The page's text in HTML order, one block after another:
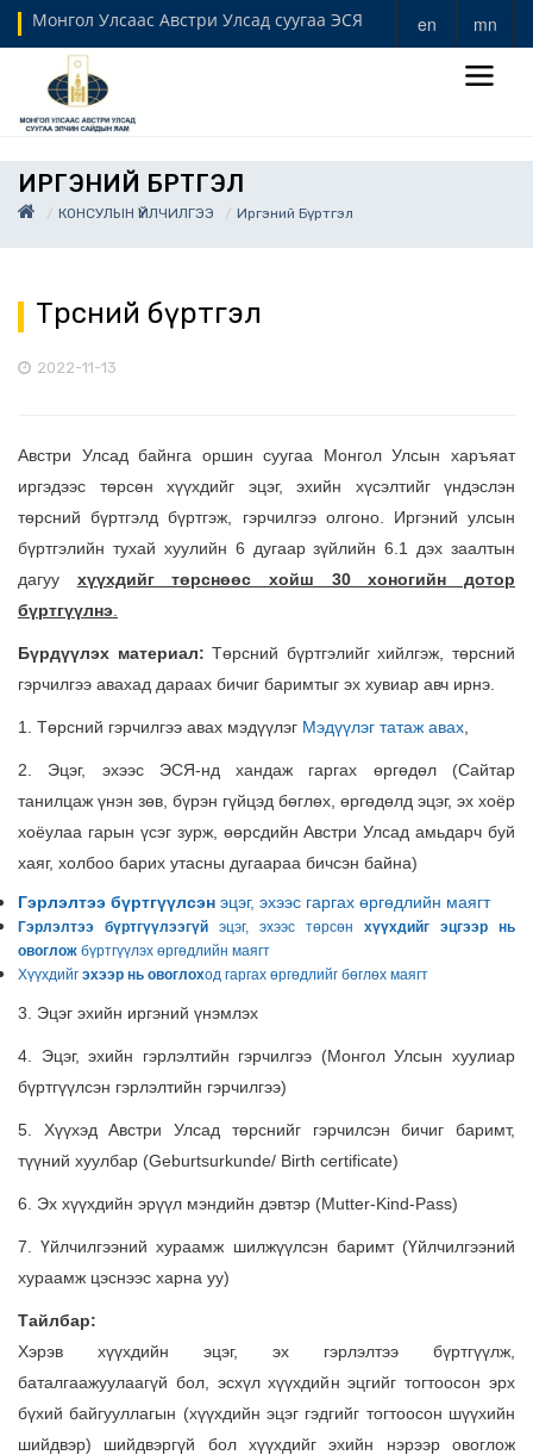
Монгол Улсаас Австри Улсад суугаа ЭСЯ en mn
ИРГЭНИЙ БҮРТГЭЛ
КОНСУЛЫН ҮЙЛЧИЛГЭЭ Иргэний Бүртгэл
Төрсний бүртгэл
2022-11-13
Австри Улсад байнга оршин суугаа Монгол Улсын харъяат
иргэдээс төрсөн хүүхдийг эцэг, эхийн хүсэлтийг үндэслэн
төрсний бүртгэлд бүртгэж, гэрчилгээ олгоно. Иргэний улсын
бүртгэлийн тухай хуулийн 6 дугаар зүйлийн 6.1 дэх заалтын
дагуу хүүхдийг төрснөөс хойш 30 хоногийн дотор
бүртгүүлнэ
Бүрдүүлэх материал: Төрсний бүртгэлийг хийлгэж, төрсний
гэрчилгээ авахад дараах бичиг баримтыг эх хувиар авч ирнэ.
1. Төрсний гэрчилгээ авах мэдүүлэг Мэдүүлэг татаж авах
2. Эцэг, эхээс ЭСЯ-нд хандаж гаргах өргөдөл (Сайтар
танилцаж үнэн зөв, бүрэн гүйцэд бөглөх, өргөдөлд эцэг, эх хоёр
хоёулаа гарын үсэг зурж, өөрсдийн Австри Улсад амьдарч буй
хаяг, холбоо барих утасны дугаараа бичсэн байна)
Гэрлэлтээ бүртгүүлсэн эцэг, эхээс гаргах өргөдлийн маягт
Гэрлэлтээ бүртгүүлээгүй эцэг, эхээс төрсөн хүүхдийг эцгээр нь
овоглож бүртгүүлэх өргөдлийн маягт
Хүүхдийг эхээр нь овоглоход гаргах өргөдлийг бөглөх маягт
3. Эцэг эхийн иргэний үнэмлэх
4. Эцэг, эхийн гэрлэлтийн гэрчилгээ (Монгол Улсын хуулиар
бүртгүүлсэн гэрлэлтийн гэрчилгээ)
5. Хүүхэд Австри Улсад төрснийг гэрчилсэн бичиг баримт,
түүний хуулбар (Geburtsurkunde/ Birth certificate)
6. Эх хүүхдийн эрүүл мэндийн дэвтэр (Mutter-Kind-Pass)
7. Үйлчилгээний хураамж шилжүүлсэн баримт (Үйлчилгээний
хураамж цэснээс харна уу)
Тайлбар:
Хэрэв хүүхдийн эцэг, эх гэрлэлтээ бүртгүүлж,
баталгаажуулаагүй бол, эсхүл хүүхдийн эцгийг тогтоосон эрх
бүхий байгууллагын (хүүхдийн эцэг гэдгийг тогтоосон шүүхийн
шийдвэр) шийдвэргүй бол хүүхдийг эхийн нэрээр овоглож